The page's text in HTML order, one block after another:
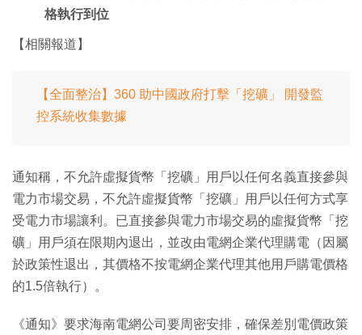
格執行到位
【相關報道】
【全面整治】360 助中國政府打擊「挖礦」 開發監
控系統收集數據
通知稱，不允許虛擬貨幣「挖礦」用戶以任何名義直接參與
電力市場交易，不允許虛擬貨幣「挖礦」用戶以任何方式享
受電力市場讓利。已直接參與電力市場交易的虛擬貨幣「挖
礦」用戶須在限期內退出，並改由電網企業代理購電（因屬
於政策性退出，其價格不按電網企業代理其他用戶購電價格
的1.5倍執行）。
《通知》要求海南電網公司要周密安排，確保差別電價政策